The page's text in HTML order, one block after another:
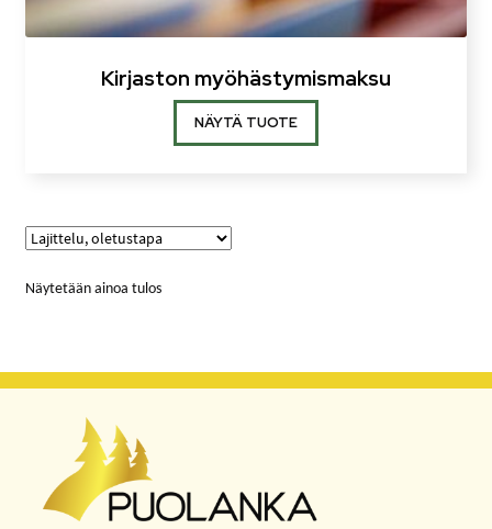
Kirjaston myöhästymismaksu
NÄYTÄ TUOTE
Näytetään ainoa tulos